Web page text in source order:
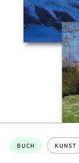
Themen:
BUCH KUNST